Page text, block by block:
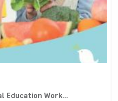
Education Work...